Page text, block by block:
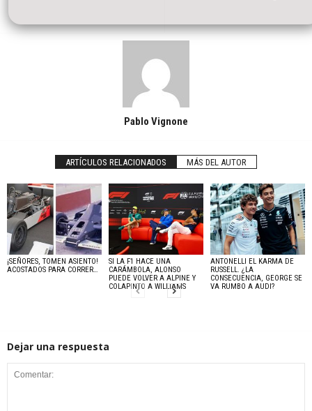
Pablo Vignone
ARTÍCULOS RELACIONADOS MÁS DEL AUTOR
¡SEÑORES, TOMEN ASIENTO!
ACOSTADOS PARA CORRER…
SI LA F1 HACE UNA
CARÁMBOLA, ALONSO
PUEDE VOLVER A ALPINE Y
COLAPINTO A WILLIAMS
ANTONELLI EL KARMA DE
RUSSELL. ¿LA
CONSECUENCIA, GEORGE SE
VA RUMBO A AUDI?
Dejar una respuesta